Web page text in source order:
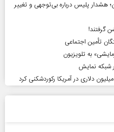
هشدار پلیس درباره بی‌توجهی و تغییر
گرفتند!
تأمین اجتماعی
به تلویزیون
شبکه نمایش